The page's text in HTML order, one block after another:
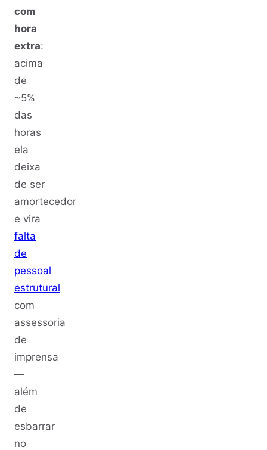
com
hora
extra:
acima
de
~5%
das
horas
ela
deixa
de ser
amortecedor
e vira
falta
de
pessoal
estrutural
com
assessoria
de
imprensa
—
além
de
esbarrar
no